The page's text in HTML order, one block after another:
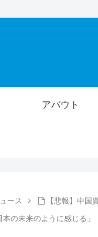
アバウト
ース
【悲報】中
の未来のように感じる」